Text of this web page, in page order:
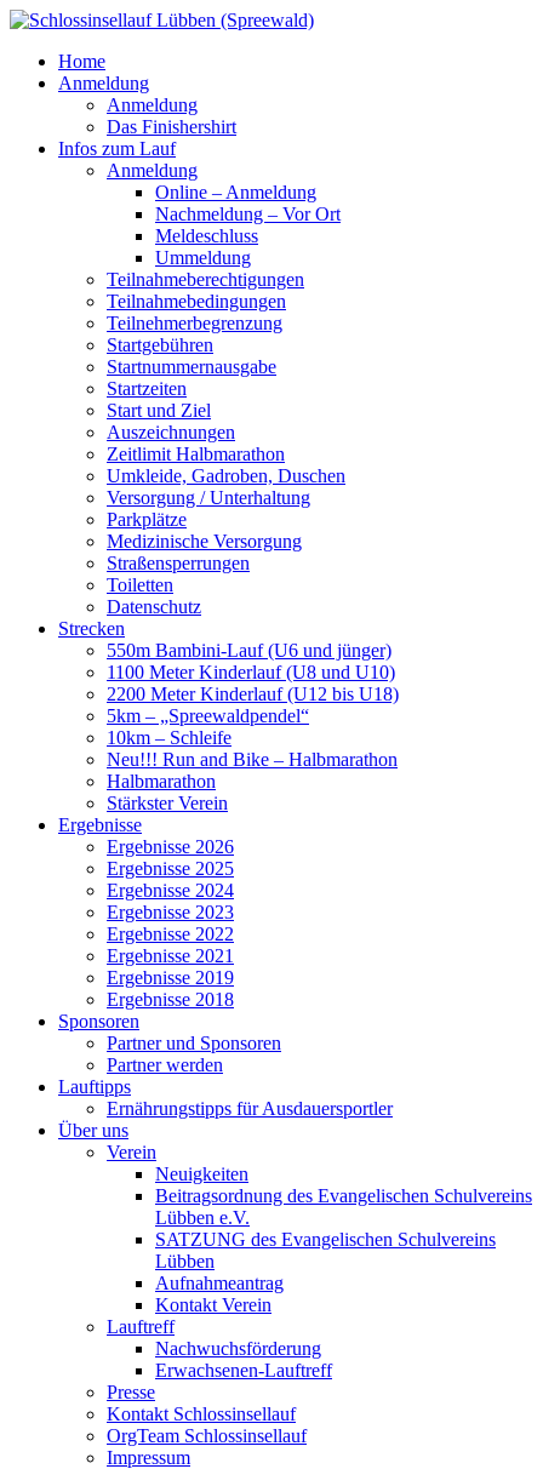
Home
Anmeldung
Anmeldung
Das Finishershirt
Infos zum Lauf
Anmeldung
Online – Anmeldung
Nachmeldung – Vor Ort
Meldeschluss
Ummeldung
Teilnahmeberechtigungen
Teilnahmebedingungen
Teilnehmerbegrenzung
Startgebühren
Startnummernausgabe
Startzeiten
Start und Ziel
Auszeichnungen
Zeitlimit Halbmarathon
Umkleide, Gadroben, Duschen
Versorgung / Unterhaltung
Parkplätze
Medizinische Versorgung
Straßensperrungen
Toiletten
Datenschutz
Strecken
550m Bambini-Lauf (U6 und jünger)
1100 Meter Kinderlauf (U8 und U10)
2200 Meter Kinderlauf (U12 bis U18)
5km – „Spreewaldpendel“
10km – Schleife
Neu!!! Run and Bike – Halbmarathon
Halbmarathon
Stärkster Verein
Ergebnisse
Ergebnisse 2026
Ergebnisse 2025
Ergebnisse 2024
Ergebnisse 2023
Ergebnisse 2022
Ergebnisse 2021
Ergebnisse 2019
Ergebnisse 2018
Sponsoren
Partner und Sponsoren
Partner werden
Lauftipps
Ernährungstipps für Ausdauersportler
Über uns
Verein
Neuigkeiten
Beitragsordnung des Evangelischen Schulvereins
Lübben e.V.
SATZUNG des Evangelischen Schulvereins
Lübben
Aufnahmeantrag
Kontakt Verein
Lauftreff
Nachwuchsförderung
Erwachsenen-Lauftreff
Presse
Kontakt Schlossinsellauf
OrgTeam Schlossinsellauf
Impressum